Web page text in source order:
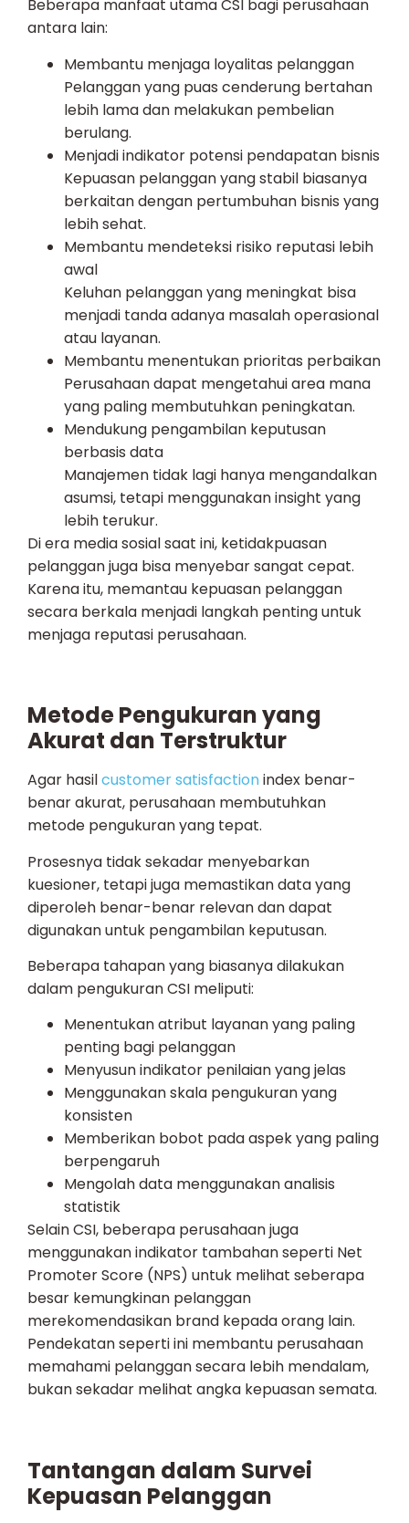
Beberapa manfaat utama CSI bagi perusahaan
antara lain:
Membantu menjaga loyalitas pelanggan
Pelanggan yang puas cenderung bertahan
lebih lama dan melakukan pembelian
berulang.
Menjadi indikator potensi pendapatan bisnis
Kepuasan pelanggan yang stabil biasanya
berkaitan dengan pertumbuhan bisnis yang
lebih sehat.
Membantu mendeteksi risiko reputasi lebih
awal
Keluhan pelanggan yang meningkat bisa
menjadi tanda adanya masalah operasional
atau layanan.
Membantu menentukan prioritas perbaikan
Perusahaan dapat mengetahui area mana
yang paling membutuhkan peningkatan.
Mendukung pengambilan keputusan
berbasis data
Manajemen tidak lagi hanya mengandalkan
asumsi, tetapi menggunakan insight yang
lebih terukur.
Di era media sosial saat ini, ketidakpuasan
pelanggan juga bisa menyebar sangat cepat.
Karena itu, memantau kepuasan pelanggan
secara berkala menjadi langkah penting untuk
menjaga reputasi perusahaan.
Metode Pengukuran yang
Akurat dan Terstruktur
Agar hasilcustomer satisfactionindex benar-
benar akurat, perusahaan membutuhkan
metode pengukuran yang tepat.
Prosesnya tidak sekadar menyebarkan
kuesioner, tetapi juga memastikan data yang
diperoleh benar-benar relevan dan dapat
digunakan untuk pengambilan keputusan.
Beberapa tahapan yang biasanya dilakukan
dalam pengukuran CSI meliputi:
Menentukan atribut layanan yang paling
penting bagi pelanggan
Menyusun indikator penilaian yang jelas
Menggunakan skala pengukuran yang
konsisten
Memberikan bobot pada aspek yang paling
berpengaruh
Mengolah data menggunakan analisis
statistik
Selain CSI, beberapa perusahaan juga
menggunakan indikator tambahan seperti Net
Promoter Score (NPS) untuk melihat seberapa
besar kemungkinan pelanggan
merekomendasikan brand kepada orang lain.
Pendekatan seperti ini membantu perusahaan
memahami pelanggan secara lebih mendalam,
bukan sekadar melihat angka kepuasan semata.
Tantangan dalam Survei
Kepuasan Pelanggan